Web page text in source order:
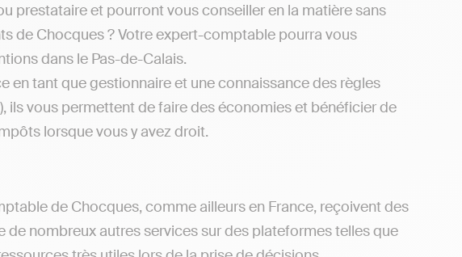
prestataire et pourront vous conseiller en la matière sans
de Chocques ? Votre expert-comptable pourra vous
dans le Pas-de-Calais.
en tant que gestionnaire et une connaissance des règles
ils vous permettent de faire des économies et bénéficier de
lorsque vous y avez droit.
de Chocques, comme ailleurs en France, reçoivent des
nombreux autres services sur des plateformes telles que